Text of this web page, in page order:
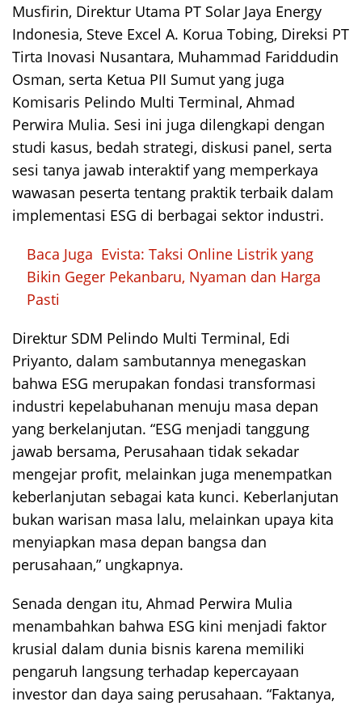
Musfirin, Direktur Utama PT Solar Jaya Energy
Indonesia, Steve Excel A. Korua Tobing, Direksi PT
Tirta Inovasi Nusantara, Muhammad Fariddudin
Osman, serta Ketua PII Sumut yang juga
Komisaris Pelindo Multi Terminal, Ahmad
Perwira Mulia. Sesi ini juga dilengkapi dengan
studi kasus, bedah strategi, diskusi panel, serta
sesi tanya jawab interaktif yang memperkaya
wawasan peserta tentang praktik terbaik dalam
implementasi ESG di berbagai sektor industri.
Baca Juga Evista: Taksi Online Listrik yang
Bikin Geger Pekanbaru, Nyaman dan Harga
Pasti
Direktur SDM Pelindo Multi Terminal, Edi
Priyanto, dalam sambutannya menegaskan
bahwa ESG merupakan fondasi transformasi
industri kepelabuhanan menuju masa depan
yang berkelanjutan. “ESG menjadi tanggung
jawab bersama, Perusahaan tidak sekadar
mengejar profit, melainkan juga menempatkan
keberlanjutan sebagai kata kunci. Keberlanjutan
bukan warisan masa lalu, melainkan upaya kita
menyiapkan masa depan bangsa dan
perusahaan,” ungkapnya.
Senada dengan itu, Ahmad Perwira Mulia
menambahkan bahwa ESG kini menjadi faktor
krusial dalam dunia bisnis karena memiliki
pengaruh langsung terhadap kepercayaan
investor dan daya saing perusahaan. “Faktanya,